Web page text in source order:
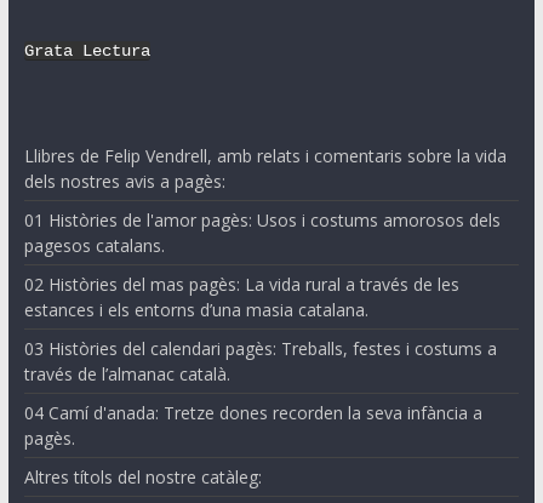
Grata Lectura
Llibres de Felip Vendrell, amb relats i comentaris sobre la vida
dels nostres avis a pagès:
01 Històries de l'amor pagès: Usos i costums amorosos dels
pagesos catalans.
02 Històries del mas pagès: La vida rural a través de les
estances i els entorns d’una masia catalana.
03 Històries del calendari pagès: Treballs, festes i costums a
través de l’almanac català.
04 Camí d'anada: Tretze dones recorden la seva infància a
pagès.
Altres títols del nostre catàleg: